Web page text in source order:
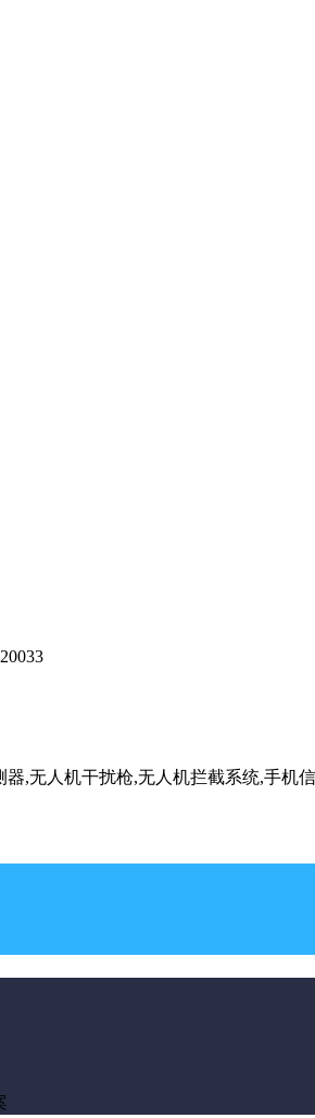
,无人机干扰枪,无人机拦截系统,手机